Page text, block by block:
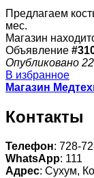
Предлагаем
мес.
Магазин
Объявление
Опубликовано
В избранное
Магазин
Контакты
Телефон: 728-
WhatsApp: 111
Адрес: Сухум,